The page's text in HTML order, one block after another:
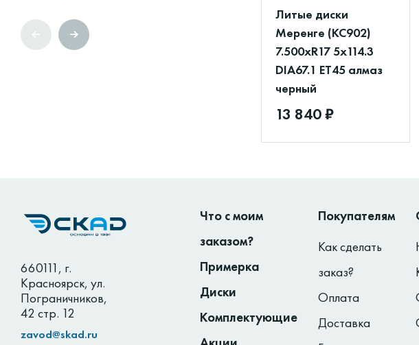
Литые диски
Меренге (КС902)
7.500xR17 5x114.3
DIA67.1 ET45 алмаз
черный
13 840 ₽
660111, г.
Красноярск, ул.
Пограничников,
42 стр. 12
zavod@skad.ru
Что с моим
заказом?
Примерка
Диски
Комплектующие
Покупателям
Как сделать
заказ?
Оплата
Доставка